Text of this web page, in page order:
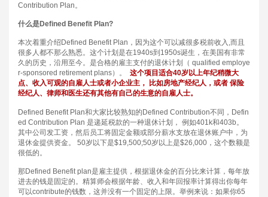
Contribution Plan。
什么是Defined Benefit Plan?
本次着重介绍 Defined Benefit Plan ，因为这个可以减很多税前收入 ,而且
很多人都不那么熟悉。这个计划是在1940s到 1950s诞生，在美国有非常
久的历史，沿用至今。是合格的雇主支付的退休计划（ qualified employe
r-sponsored retirement plans）。 这个项目适合40岁以上年纪稍微大
点、收入可观的自雇人士或者小企业主，
比如房地产经纪人，或者 保险
经纪人、律师和医生还有其他有自己的生意的自雇人士。
Defined Benefit Plan和大家比较熟知的 Defined Contribution不同， Defin
ed Contribution Plan 是递延税款的一种退休计划， 例如401k和403b。
其中公司发工资，然后员工将固定金额或部分薪水支放在退休账户中，为
退休金提供资金。
50岁以下是$19,500;50岁以上是$26,000 ，这个数额是
很低的。
那Defined Benefit plan是雇主提供，根据退休金的百分比来计算，每年放
进去的钱是固定的。精算师会根据年龄、收入和年回报率计算得出你每年
可以contribute的钱数，这并没有一个固定的上限。举例来说：如果你65